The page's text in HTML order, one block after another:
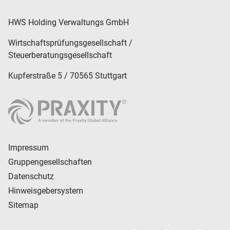
HWS Holding Verwaltungs GmbH
Wirtschaftsprüfungsgesellschaft /
Steuerberatungsgesellschaft
Kupferstraße 5 / 70565 Stuttgart
Impressum
Gruppengesellschaften
Datenschutz
Hinweisgebersystem
Sitemap